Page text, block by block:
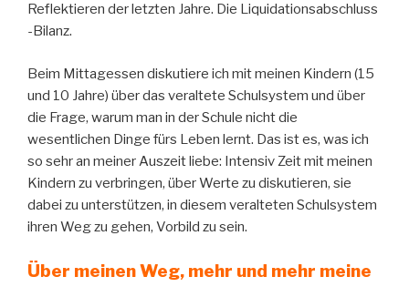
Reflektieren der letzten Jahre. Die Liquidationsabschluss
-Bilanz.
Beim Mittagessen diskutiere ich mit meinen Kindern (15
und 10 Jahre) über das veraltete Schulsystem und über
die Frage, warum man in der Schule nicht die
wesentlichen Dinge fürs Leben lernt. Das ist es, was ich
so sehr an meiner Auszeit liebe: Intensiv Zeit mit meinen
Kindern zu verbringen, über Werte zu diskutieren, sie
dabei zu unterstützen, in diesem veralteten Schulsystem
ihren Weg zu gehen, Vorbild zu sein.
Über meinen Weg, mehr und mehr meine